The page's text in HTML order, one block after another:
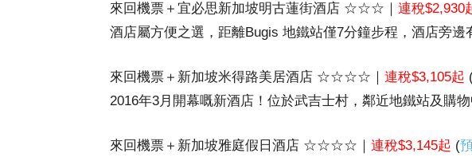
來回機票＋宜必思新加坡明古蓮街酒店 ☆☆☆｜ 連稅$2,930
酒店屬方便之選，距離Bugis 地鐵站僅7分鐘步程，酒店旁邊
來回機票＋新加坡米得路美居酒店 ☆☆☆☆｜ 連稅$3,105起
2016年3月開幕嘅新酒店！位於武吉士村，鄰近地鐵站及購物
來回機票＋新加坡雅庭假日酒店 ☆☆☆☆｜ 連稅$3,145起 (